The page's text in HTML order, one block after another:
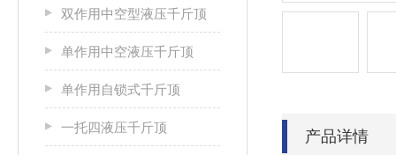
双作用中空型液压千斤顶
单作用中空液压千斤顶
单作用自锁式千斤顶
一托四液压千斤顶
产品详情